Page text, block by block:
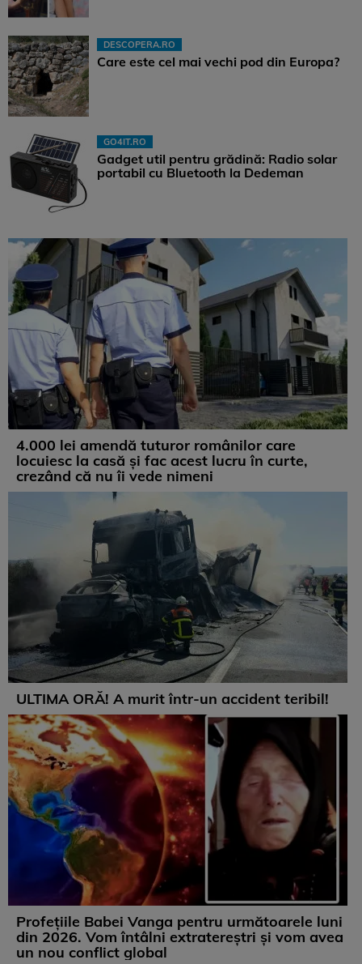
DESCOPERA.RO
Care este cel mai vechi pod din Europa?
GO4IT.RO
Gadget util pentru grădină: Radio solar
portabil cu Bluetooth la Dedeman
4.000 lei amendă tuturor românilor care
locuiesc la casă și fac acest lucru în curte,
crezând că nu îi vede nimeni
ULTIMA ORĂ! A murit într-un accident teribil!
Profețiile Babei Vanga pentru următoarele luni
din 2026. Vom întâlni extratereștri și vom avea
un nou conflict global